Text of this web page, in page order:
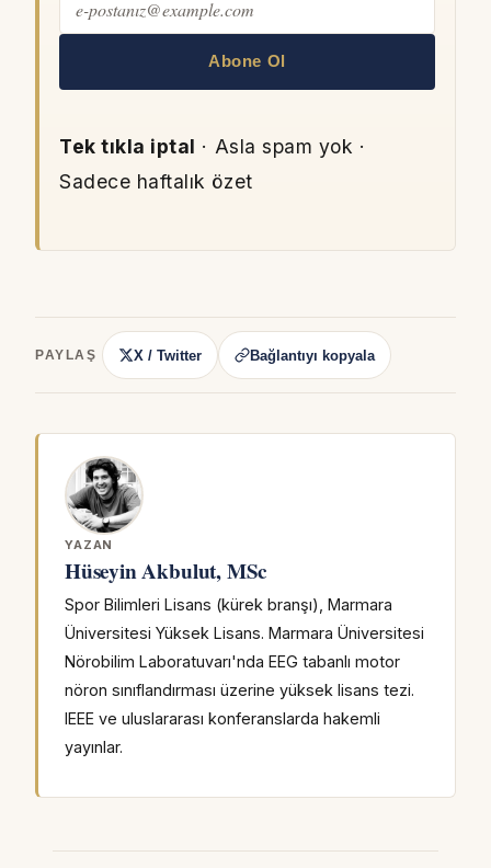
Abone Ol
Tek tıkla iptal · Asla spam yok ·
Sadece haftalık özet
PAYLAŞ X / Twitter Bağlantıyı kopyala
YAZAN
Hüseyin Akbulut, MSc
Spor Bilimleri Lisans (kürek branşı), Marmara
Üniversitesi Yüksek Lisans. Marmara Üniversitesi
Nörobilim Laboratuvarı'nda EEG tabanlı motor
nöron sınıflandırması üzerine yüksek lisans tezi.
IEEE ve uluslararası konferanslarda hakemli
yayınlar.